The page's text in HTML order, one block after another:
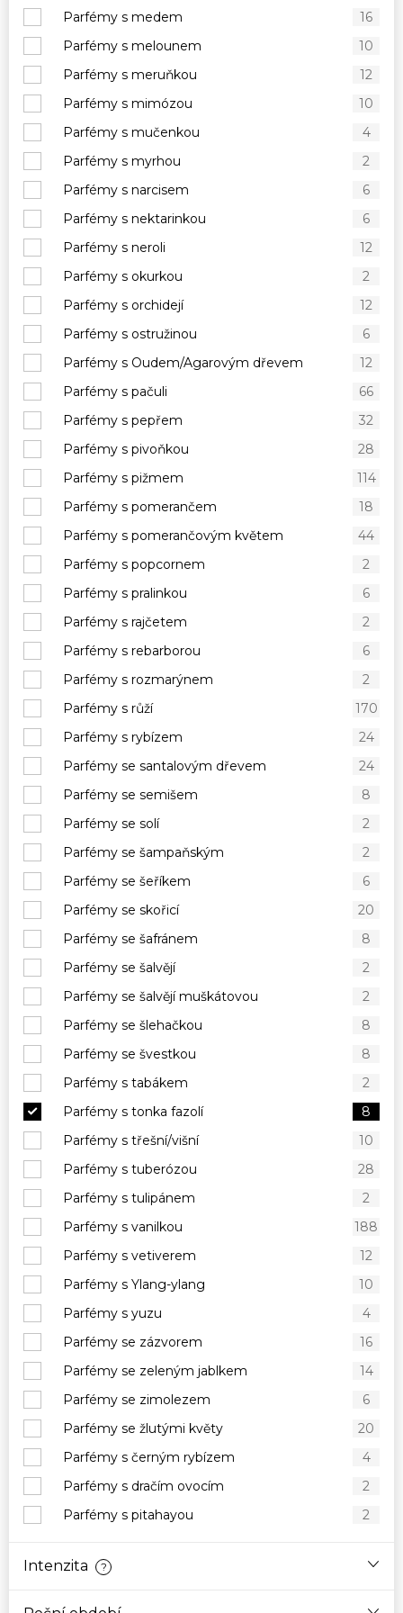
Parfémy s medem
16
Parfémy s melounem
10
Parfémy s meruňkou
12
Parfémy s mimózou
10
Parfémy s mučenkou
4
Parfémy s myrhou
2
Parfémy s narcisem
6
Parfémy s nektarinkou
6
Parfémy s neroli
12
Parfémy s okurkou
2
Parfémy s orchidejí
12
Parfémy s ostružinou
6
Parfémy s Oudem/Agarovým dřevem
12
Parfémy s pačuli
66
Parfémy s pepřem
32
Parfémy s pivoňkou
28
Parfémy s pižmem
114
Parfémy s pomerančem
18
Parfémy s pomerančovým květem
44
Parfémy s popcornem
2
Parfémy s pralinkou
6
Parfémy s rajčetem
2
Parfémy s rebarborou
6
Parfémy s rozmarýnem
2
Parfémy s růží
170
Parfémy s rybízem
24
Parfémy se santalovým dřevem
24
Parfémy se semišem
8
Parfémy se solí
2
Parfémy se šampaňským
2
Parfémy se šeříkem
6
Parfémy se skořicí
20
Parfémy se šafránem
8
Parfémy se šalvějí
2
Parfémy se šalvějí muškátovou
2
Parfémy se šlehačkou
8
Parfémy se švestkou
8
Parfémy s tabákem
2
Parfémy s tonka fazolí
8
Parfémy s třešní/višní
10
Parfémy s tuberózou
28
Parfémy s tulipánem
2
Parfémy s vanilkou
188
Parfémy s vetiverem
12
Parfémy s Ylang-ylang
10
Parfémy s yuzu
4
Parfémy se zázvorem
16
Parfémy se zeleným jablkem
14
Parfémy se zimolezem
6
Parfémy se žlutými květy
20
Parfémy s černým rybízem
4
Parfémy s dračím ovocím
2
Parfémy s pitahayou
2
Intenzita ?